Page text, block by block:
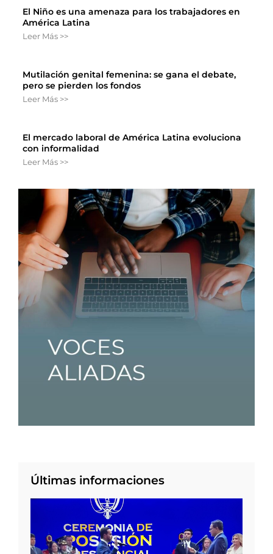
El Niño es una amenaza para los trabajadores en
América Latina
Leer Más >>
Mutilación genital femenina: se gana el debate,
pero se pierden los fondos
Leer Más >>
El mercado laboral de América Latina evoluciona
con informalidad
Leer Más >>
Últimas informaciones